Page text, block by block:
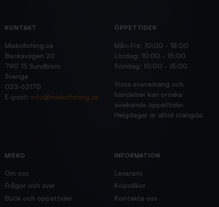
KONTAKT
Miekofishing.se
Backavägen 20
790 15 Sundborn
Sverige
023-62170
E-post: info@miekofishing.se
ÖPPETTIDER
Mån-Fre: 10:00 - 18:00
Lördag: 10:00 - 15:00
Söndag: 10:00 - 15:00
Vissa evenemang och
händelser kan orsaka
avvikande öppettider.
Helgdagar är alltid stängda.
MIEKO
Om oss
Frågor och svar
Butik och öppettider
INFORMATION
Leverans
Köpvillkor
Kontakta oss